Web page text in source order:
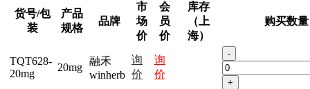
货号/包
装
产品
规格
品牌
市
场
价
会
员
价
库存
（上
海）
购买数量
TQT628-
20mg
20mg
融禾
winherb
询
价
询
价
-
+